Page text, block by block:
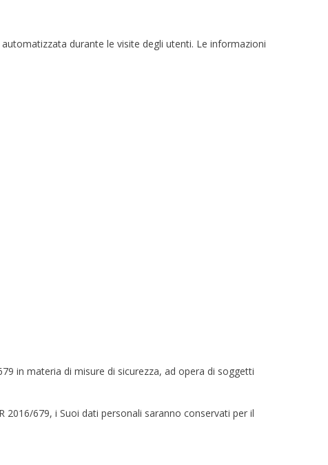
durante le visite degli utenti. Le informazioni
in materia di misure di sicurezza, ad opera di soggetti
2016/679, i Suoi dati personali saranno conservati per il